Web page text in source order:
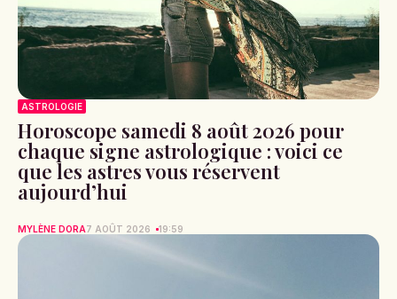
ASTROLOGIE
Horoscope samedi 8 août 2026 pour
chaque signe astrologique : voici ce
que les astres vous réservent
aujourd’hui
MYLÈNE DORA7 AOÛT 2026 19:59